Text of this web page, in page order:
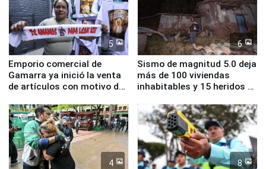
5
Emporio comercial de
Gamarra ya inició la venta
de artículos con motivo de
6
Sismo de magnitud 5.0 deja
más de 100 viviendas
inhabitables y 15 heridos en
4 8